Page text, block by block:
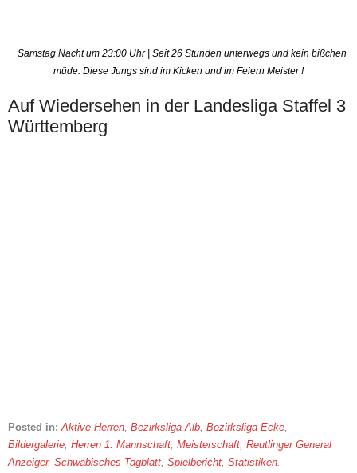
Samstag Nacht um 23:00 Uhr | Seit 26 Stunden unterwegs und kein bißchen
müde. Diese Jungs sind im Kicken und im Feiern Meister !
Auf Wiedersehen in der Landesliga Staffel 3
Württemberg
Posted in:Aktive Herren, Bezirksliga Alb, Bezirksliga-Ecke,
Bildergalerie, Herren 1. Mannschaft, Meisterschaft, Reutlinger General
Anzeiger, Schwäbisches Tagblatt, Spielbericht, Statistiken.